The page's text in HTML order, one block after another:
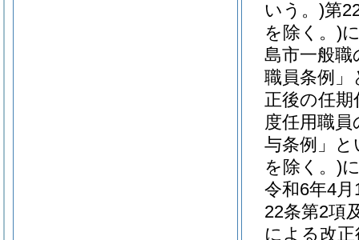
いう。)第
を除く。)
島市一般職
職員条例」
正後の任
度任用職
与条例」と
を除く。)
令和6年4
22条第2項
による改